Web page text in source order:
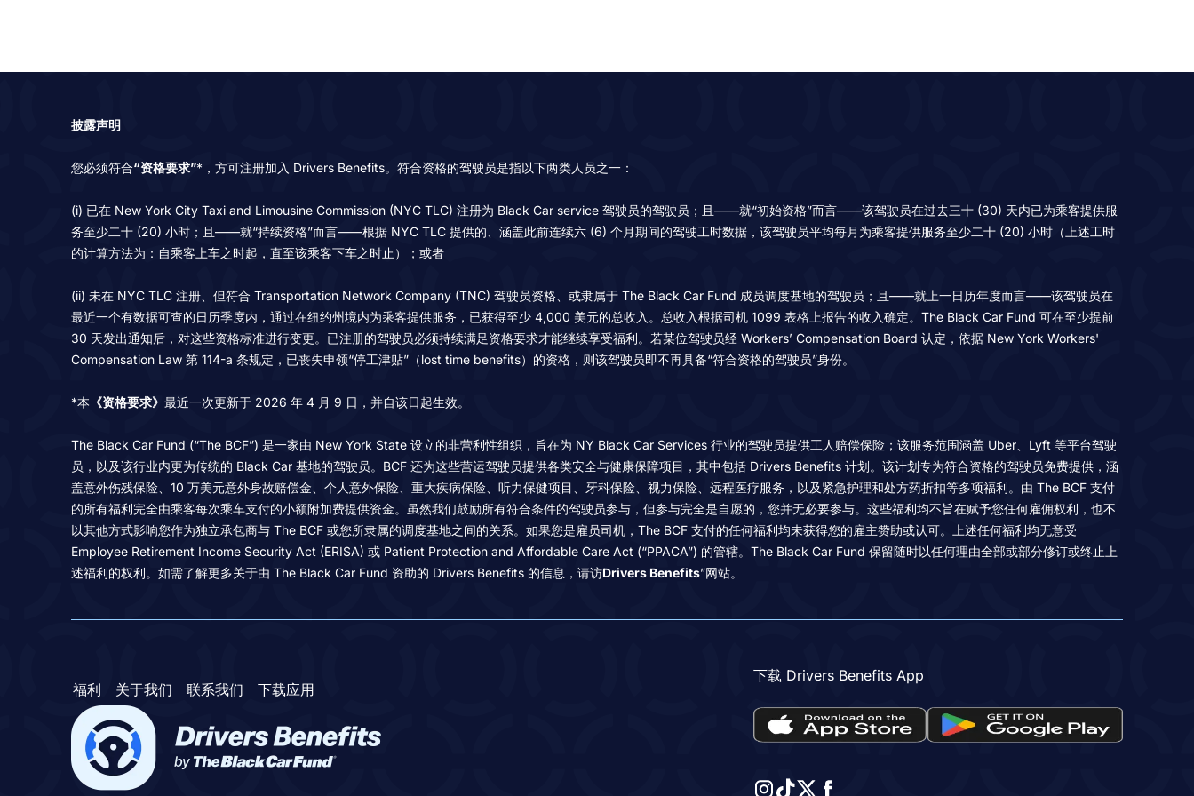
披露声明
您必须符合“资格要求”*，方可注册加入 Drivers Benefits。符合资格的驾驶员是指以下两类人员之一：
(i) 已在 New York City Taxi and Limousine Commission (NYC TLC) 注册为 Black Car service 驾驶员的驾驶员；且——就“初始资格”而言——该驾驶员在过去三十 (30) 天内已为乘客提供服
务至少二十 (20) 小时；且——就“持续资格”而言——根据 NYC TLC 提供的、涵盖此前连续六 (6) 个月期间的驾驶工时数据，该驾驶员平均每月为乘客提供服务至少二十 (20) 小时（上述工时
的计算方法为：自乘客上车之时起，直至该乘客下车之时止）；或者
(ii) 未在 NYC TLC 注册、但符合 Transportation Network Company (TNC) 驾驶员资格、或隶属于 The Black Car Fund 成员调度基地的驾驶员；且——就上一日历年度而言——该驾驶员在
最近一个有数据可查的日历季度内，通过在纽约州境内为乘客提供服务，已获得至少 4,000 美元的总收入。总收入根据司机 1099 表格上报告的收入确定。The Black Car Fund 可在至少提前
30 天发出通知后，对这些资格标准进行变更。已注册的驾驶员必须持续满足资格要求才能继续享受福利。若某位驾驶员经 Workers’ Compensation Board 认定，依据 New York Workers'
Compensation Law 第 114-a 条规定，已丧失申领“停工津贴”（lost time benefits）的资格，则该驾驶员即不再具备“符合资格的驾驶员”身份。
*本 《资格要求》 最近一次更新于 2026 年 4 月 9 日，并自该日起生效。
The Black Car Fund (“The BCF”) 是一家由 New York State 设立的非营利性组织，旨在为 NY Black Car Services 行业的驾驶员提供工人赔偿保险；该服务范围涵盖 Uber、Lyft 等平台驾驶
员，以及该行业内更为传统的 Black Car 基地的驾驶员。BCF 还为这些营运驾驶员提供各类安全与健康保障项目，其中包括 Drivers Benefits 计划。该计划专为符合资格的驾驶员免费提供，涵
盖意外伤残保险、10 万美元意外身故赔偿金、个人意外保险、重大疾病保险、听力保健项目、牙科保险、视力保险、远程医疗服务，以及紧急护理和处方药折扣等多项福利。由 The BCF 支付
的所有福利完全由乘客每次乘车支付的小额附加费提供资金。虽然我们鼓励所有符合条件的驾驶员参与，但参与完全是自愿的，您并无必要参与。这些福利均不旨在赋予您任何雇佣权利，也不
以其他方式影响您作为独立承包商与 The BCF 或您所隶属的调度基地之间的关系。如果您是雇员司机，The BCF 支付的任何福利均未获得您的雇主赞助或认可。上述任何福利均无意受
Employee Retirement Income Security Act (ERISA) 或 Patient Protection and Affordable Care Act (“PPACA”) 的管辖。The Black Car Fund 保留随时以任何理由全部或部分修订或终止上
述福利的权利。如需了解更多关于由 The Black Car Fund 资助的 Drivers Benefits 的信息，请访Drivers Benefits”网站。
福利 关于我们 联系我们 下载应用
下载 Drivers Benefits App